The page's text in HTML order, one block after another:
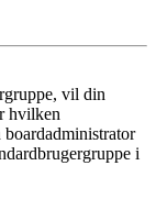
vil din
hvilken
i